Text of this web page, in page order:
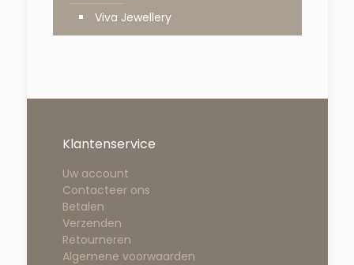
Viva Jewellery
Klantenservice
Uw account
Contacteer ons
Betalen
Verzenden
Retourneren
Algemene voorwaarden